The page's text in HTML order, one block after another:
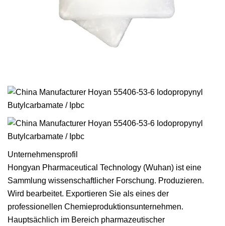
Unternehmensprofil
Hongyan Pharmaceutical Technology (Wuhan) ist eine
Sammlung wissenschaftlicher Forschung. Produzieren.
Wird bearbeitet. Exportieren Sie als eines der
professionellen Chemieproduktionsunternehmen.
Hauptsächlich im Bereich pharmazeutischer